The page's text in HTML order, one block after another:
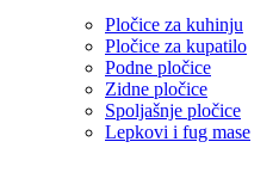
Pločice za kuhinju
Pločice za kupatilo
Podne pločice
Zidne pločice
Spoljašnje pločice
Lepkovi i fug mase